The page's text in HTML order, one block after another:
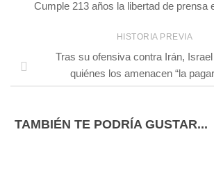
Cumple 213 años la libertad de prensa
HISTORIA PREVIA
Tras su ofensiva contra Irán,
quiénes los amenacen “la
TAMBIÉN TE PODRÍA GUSTAR...